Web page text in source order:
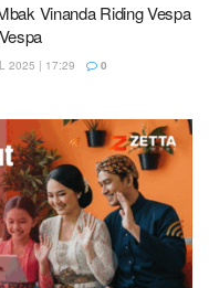
Vinanda Riding Vespa
2025 | 17:29 0